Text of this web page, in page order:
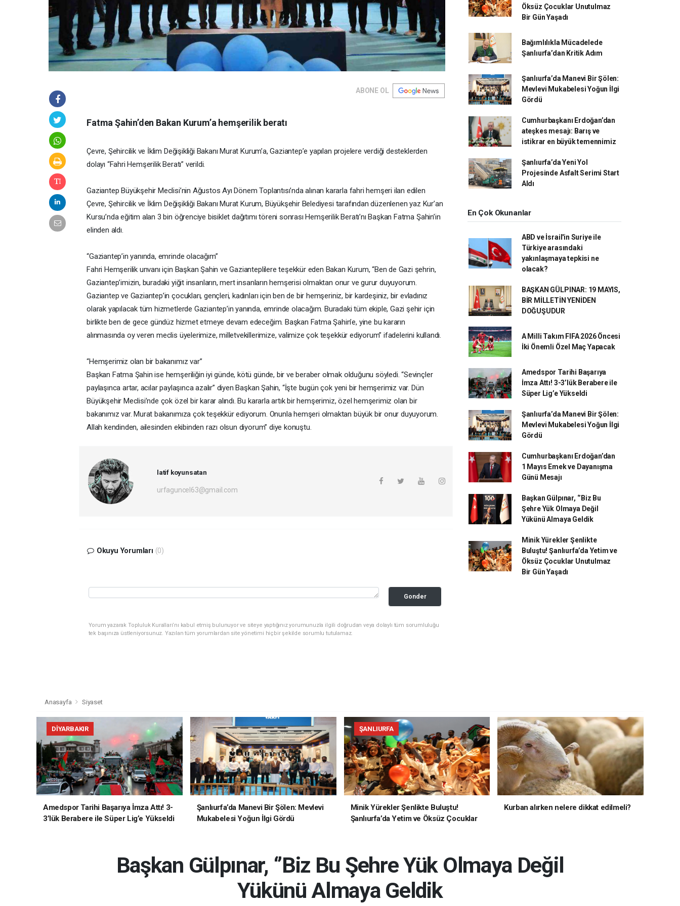
ABONE OL
Fatma Şahin’den Bakan Kurum’a hemşerilik beratı
Çevre, Şehircilik ve İklim Değişikliği Bakanı Murat Kurum’a, Gaziantep’e yapılan projelere verdiği desteklerden
dolayı “Fahri Hemşerilik Beratı” verildi.
Gaziantep Büyükşehir Meclisi’nin Ağustos Ayı Dönem Toplantısı’nda alınan kararla fahri hemşeri ilan edilen
Çevre, Şehircilik ve İklim Değişikliği Bakanı Murat Kurum, Büyükşehir Belediyesi tarafından düzenlenen yaz Kur’an
Kursu’nda eğitim alan 3 bin öğrenciye bisiklet dağıtımı töreni sonrası Hemşerilik Beratı’nı Başkan Fatma Şahin’in
elinden aldı.
“Gaziantep’in yanında, emrinde olacağım”
Fahri Hemşerilik unvanı için Başkan Şahin ve Gazianteplilere teşekkür eden Bakan Kurum, “Ben de Gazi şehrin,
Gaziantep’imizin, buradaki yiğit insanların, mert insanların hemşerisi olmaktan onur ve gurur duyuyorum.
Gaziantep ve Gaziantep’in çocukları, gençleri, kadınları için ben de bir hemşeriniz, bir kardeşiniz, bir evladınız
olarak yapılacak tüm hizmetlerde Gaziantep’in yanında, emrinde olacağım. Buradaki tüm ekiple, Gazi şehir için
birlikte ben de gece gündüz hizmet etmeye devam edeceğim. Başkan Fatma Şahin’e, yine bu kararın
alınmasında oy veren meclis üyelerimize, milletvekillerimize, valimize çok teşekkür ediyorum” ifadelerini kullandı.
“Hemşerimiz olan bir bakanımız var”
Başkan Fatma Şahin ise hemşeriliğin iyi günde, kötü günde, bir ve beraber olmak olduğunu söyledi. “Sevinçler
paylaşınca artar, acılar paylaşınca azalır” diyen Başkan Şahin, “İşte bugün çok yeni bir hemşerimiz var. Dün
Büyükşehir Meclisi’nde çok özel bir karar alındı. Bu kararla artık bir hemşerimiz, özel hemşerimiz olan bir
bakanımız var. Murat bakanımıza çok teşekkür ediyorum. Onunla hemşeri olmaktan büyük bir onur duyuyorum.
Allah kendinden, ailesinden ekibinden razı olsun diyorum” diye konuştu.
latif koyunsatan
urfaguncel63@gmail.com
Okuyu Yorumları (0)
Gonder
Yorum yazarak Topluluk Kuralları’nı kabul etmiş bulunuyor ve siteye yaptığınız yorumunuzla ilgili doğrudan veya dolaylı tüm sorumluluğu
tek başınıza üstleniyorsunuz. Yazılan tüm yorumlardan site yönetimi hiçbir şekilde sorumlu tutulamaz.
Öksüz Çocuklar Unutulmaz
Bir Gün Yaşadı
Bağımlılıkla Mücadelede
Şanlıurfa’dan Kritik Adım
Şanlıurfa’da Manevi Bir Şölen:
Mevlevi Mukabelesi Yoğun İlgi
Gördü
Cumhurbaşkanı Erdoğan’dan
ateşkes mesajı: Barış ve
istikrar en büyük temennimiz
Şanlıurfa’da Yeni Yol
Projesinde Asfalt Serimi Start
Aldı
En Çok Okunanlar
ABD ve İsrail'in Suriye ile
Türkiye arasındaki
yakınlaşmaya tepkisi ne
olacak?
BAŞKAN GÜLPINAR: 19 MAYIS,
BİR MİLLETİN YENİDEN
DOĞUŞUDUR
A Milli Takım FIFA 2026 Öncesi
İki Önemli Özel Maç Yapacak
Amedspor Tarihi Başarıya
İmza Attı! 3-3’lük Berabere ile
Süper Lig’e Yükseldi
Şanlıurfa’da Manevi Bir Şölen:
Mevlevi Mukabelesi Yoğun İlgi
Gördü
Cumhurbaşkanı Erdoğan’dan
1 Mayıs Emek ve Dayanışma
Günü Mesajı
Başkan Gülpınar, ‘’Biz Bu
Şehre Yük Olmaya Değil
Yükünü Almaya Geldik
Minik Yürekler Şenlikte
Buluştu! Şanlıurfa’da Yetim ve
Öksüz Çocuklar Unutulmaz
Bir Gün Yaşadı
Anasayfa Siyaset
DIYARBAKIR
Amedspor Tarihi Başarıya İmza Attı! 3-
3’lük Berabere ile Süper Lig’e Yükseldi
Şanlıurfa’da Manevi Bir Şölen: Mevlevi
Mukabelesi Yoğun İlgi Gördü
ŞANLIURFA
Minik Yürekler Şenlikte Buluştu!
Şanlıurfa’da Yetim ve Öksüz Çocuklar
Kurban alırken nelere dikkat edilmeli?
Başkan Gülpınar, ‘’Biz Bu Şehre Yük Olmaya Değil
Yükünü Almaya Geldik